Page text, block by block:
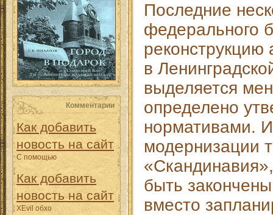
Комментарии
Как добавить
новость на сайт
С помощью
Как добавить
новость на сайт
XEvil обхо
Последние
федерального
реконструкцию
в
выделяется
определено
нормативами.
модернизации
быть
вместо